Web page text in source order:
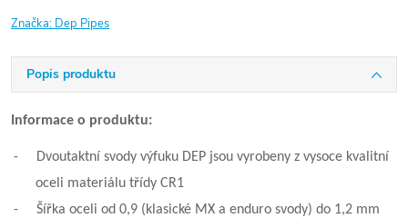
Značka: Dep Pipes
Popis produktu
Informace o produktu:
-
Dvoutaktní svody výfuku DEP jsou vyrobeny z vysoce kvalitní
oceli materiálu třídy CR1
-
Šířka oceli od 0,9 (klasické MX a enduro svody) do 1,2 mm